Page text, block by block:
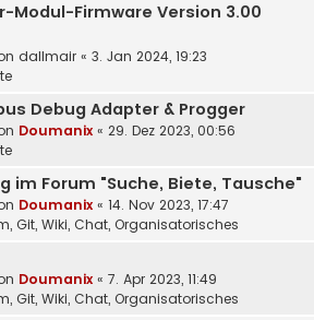
Modul-Firmware Version 3.00
dallmair « 3. Jan 2024, 19:23
Debug Adapter & Progger
Doumanix « 29. Dez 2023, 00:56
im Forum "Suche, Biete, Tausche"
Doumanix « 14. Nov 2023, 17:47
Git, Wiki, Chat, Organisatorisches
Doumanix « 7. Apr 2023, 11:49
Git, Wiki, Chat, Organisatorisches